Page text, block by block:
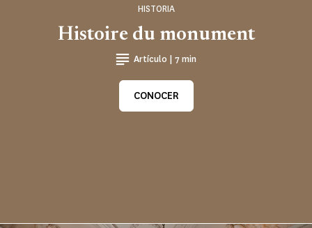
Histoire du monument
HISTORIA
Artículo | 7 min
CONOCER